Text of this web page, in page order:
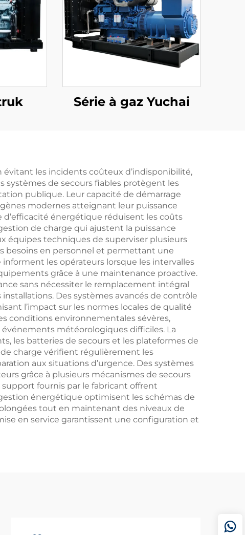
Série à gaz Yuchai
les incidents coûteux d’indisponibilité,
systèmes de secours fiables protègent les
publique. Leur capacité de démarrage
modernes atteignant leur puissance
énergétique réduisent les coûts
de charge qui ajustent la puissance
équipes techniques de superviser plusieurs
besoins en personnel et permettant une
les opérateurs lorsque les intervalles
grâce à une maintenance proactive.
sans nécessiter le remplacement intégral
Des systèmes avancés de contrôle
l’impact sur les normes locales de qualité
conditions environnementales sévères,
météorologiques difficiles. La
les batteries de secours et les plateformes de
charge vérifient régulièrement les
aux situations d’urgence. Des systèmes
grâce à plusieurs mécanismes de secours
support fournis par le fabricant offrent
énergétique optimisent les schémas de
tout en maintenant des niveaux de
en service garantissent une configuration et